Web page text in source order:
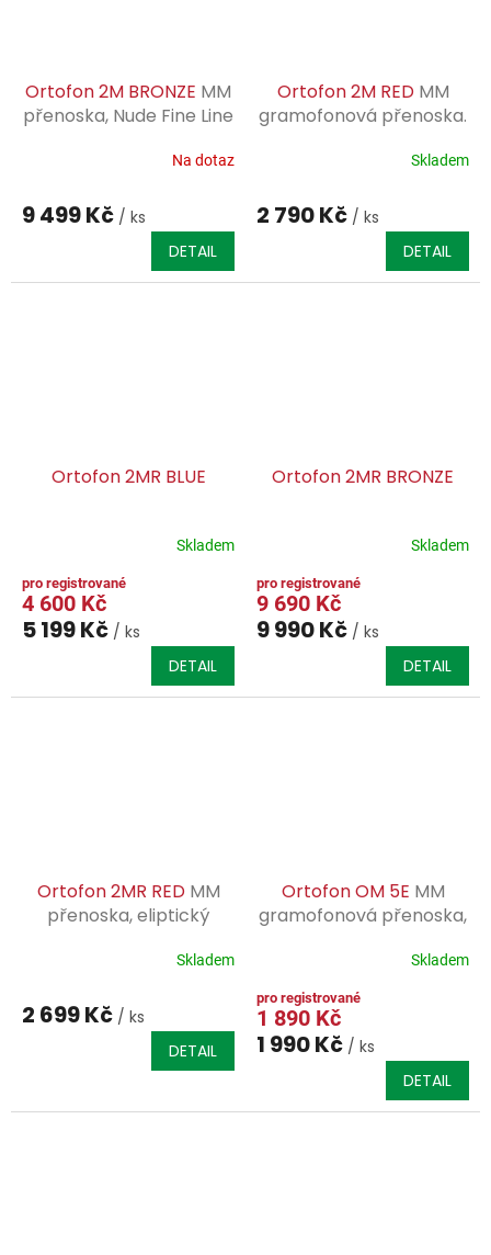
Ortofon 2M BRONZE MM
přenoska, Nude Fine Line
Na dotaz
9 499 Kč / ks
DETAIL
Ortofon 2M RED MM
gramofonová přenoska.
karbonového kartáčku
Skladem
2 790 Kč / ks
DETAIL
Ortofon 2MR BLUE
Skladem
4 600 Kč
5 199 Kč / ks
DETAIL
Ortofon 2MR BRONZE
Skladem
9 690 Kč
9 990 Kč / ks
DETAIL
Ortofon 2MR RED MM
přenoska, eliptický
Skladem
2 699 Kč / ks
DETAIL
Ortofon OM 5E MM
gramofonová přenoska,
Skladem
1 890 Kč
1 990 Kč / ks
DETAIL